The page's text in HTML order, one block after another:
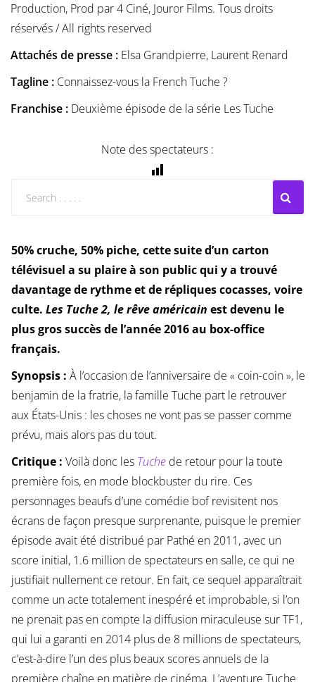
Production, Prod par 4 Ciné, Jouror Films. Tous droits
réservés / All rights reserved
Attachés de presse : Elsa Grandpierre, Laurent Renard
Tagline : Connaissez-vous la French Tuche ?
Franchise : Deuxième épisode de la série Les Tuche
Note des spectateurs :
50% cruche, 50% piche, cette suite d’un carton
télévisuel a su plaire à son public qui y a trouvé
davantage de rythme et de répliques cocasses, voire
culte. Les Tuche 2, le rêve américain est devenu le
plus gros succès de l’année 2016 au box-office
français.
Synopsis : À l’occasion de l’anniversaire de « coin-coin », le
benjamin de la fratrie, la famille Tuche part le retrouver
aux États-Unis : les choses ne vont pas se passer comme
prévu, mais alors pas du tout.
Critique : Voilà donc les Tuchede retour pour la toute
première fois, en mode blockbuster du rire. Ces
personnages beaufs d’une comédie bof revisitent nos
écrans de façon presque surprenante, puisque le premier
épisode avait été distribué par Pathé en 2011, avec un
score initial, 1.6 million de spectateurs en salle, ce qui ne
justifiait nullement ce retour. En fait, ce sequel apparaîtrait
comme un acte totalement inespéré et improbable, si l’on
ne prenait pas en compte la diffusion miraculeuse sur TF1,
qui lui a garanti en 2014 plus de 8 millions de spectateurs,
c’est-à-dire l’un des plus beaux scores annuels de la
première chaîne en matière de cinéma. L’aventure Tuche